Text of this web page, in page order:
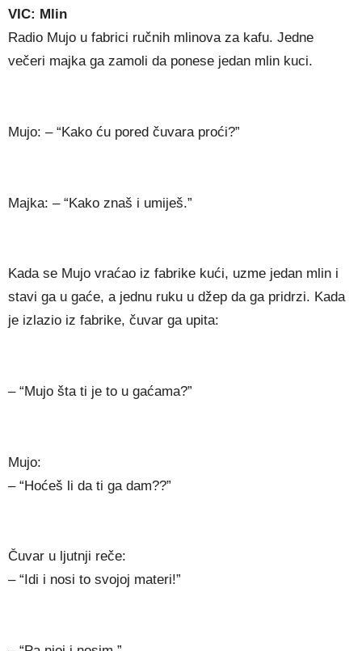
VIC: Mlin
Radio Mujo u fabrici ručnih mlinova za kafu. Jedne
večeri majka ga zamoli da ponese jedan mlin kuci.
Mujo: – “Kako ću pored čuvara proći?”
Majka: – “Kako znaš i umiješ.”
Kada se Mujo vraćao iz fabrike kući, uzme jedan mlin i
stavi ga u gaće, a jednu ruku u džep da ga pridrzi. Kada
je izlazio iz fabrike, čuvar ga upita:
– “Mujo šta ti je to u gaćama?”
Mujo:
– “Hoćeš li da ti ga dam??”
Čuvar u ljutnji reče:
– “Idi i nosi to svojoj materi!”